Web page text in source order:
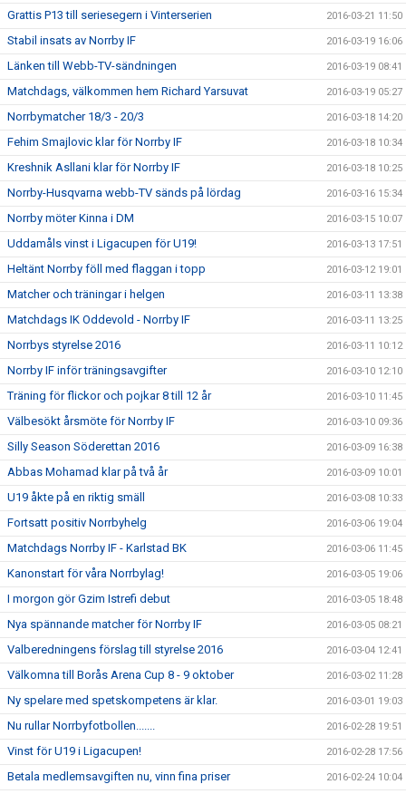
Grattis P13 till seriesegern i Vinterserien 2016-03-21 11:50
Stabil insats av Norrby IF 2016-03-19 16:06
Länken till Webb-TV-sändningen 2016-03-19 08:41
Matchdags, välkommen hem Richard Yarsuvat 2016-03-19 05:27
Norrbymatcher 18/3 - 20/3 2016-03-18 14:20
Fehim Smajlovic klar för Norrby IF 2016-03-18 10:34
Kreshnik Asllani klar för Norrby IF 2016-03-18 10:25
Norrby-Husqvarna webb-TV sänds på lördag 2016-03-16 15:34
Norrby möter Kinna i DM 2016-03-15 10:07
Uddamåls vinst i Ligacupen för U19! 2016-03-13 17:51
Heltänt Norrby föll med flaggan i topp 2016-03-12 19:01
Matcher och träningar i helgen 2016-03-11 13:38
Matchdags IK Oddevold - Norrby IF 2016-03-11 13:25
Norrbys styrelse 2016 2016-03-11 10:12
Norrby IF inför träningsavgifter 2016-03-10 12:10
Träning för flickor och pojkar 8 till 12 år 2016-03-10 11:45
Välbesökt årsmöte för Norrby IF 2016-03-10 09:36
Silly Season Söderettan 2016 2016-03-09 16:38
Abbas Mohamad klar på två år 2016-03-09 10:01
U19 åkte på en riktig smäll 2016-03-08 10:33
Fortsatt positiv Norrbyhelg 2016-03-06 19:04
Matchdags Norrby IF - Karlstad BK 2016-03-06 11:45
Kanonstart för våra Norrbylag! 2016-03-05 19:06
I morgon gör Gzim Istrefi debut 2016-03-05 18:48
Nya spännande matcher för Norrby IF 2016-03-05 08:21
Valberedningens förslag till styrelse 2016 2016-03-04 12:41
Välkomna till Borås Arena Cup 8 - 9 oktober 2016-03-02 11:28
Ny spelare med spetskompetens är klar. 2016-03-01 19:03
Nu rullar Norrbyfotbollen....... 2016-02-28 19:51
Vinst för U19 i Ligacupen! 2016-02-28 17:56
Betala medlemsavgiften nu, vinn fina priser 2016-02-24 10:04